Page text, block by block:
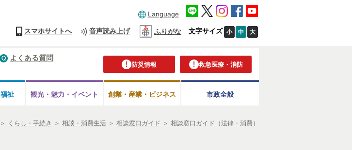
Language
スマホサイトへ 音声読み上げ ふりがな 文字サイズ 小 中 大
防災情報 救急医療・消防
よくある質問
福祉 観光・魅力・ イベント 創業・産業・ビジネス 市政全般
＞ くらし・手続き ＞ 相談・消費生活 ＞ 相談窓口ガイド ＞ 相談窓口ガイド（法律・消費）